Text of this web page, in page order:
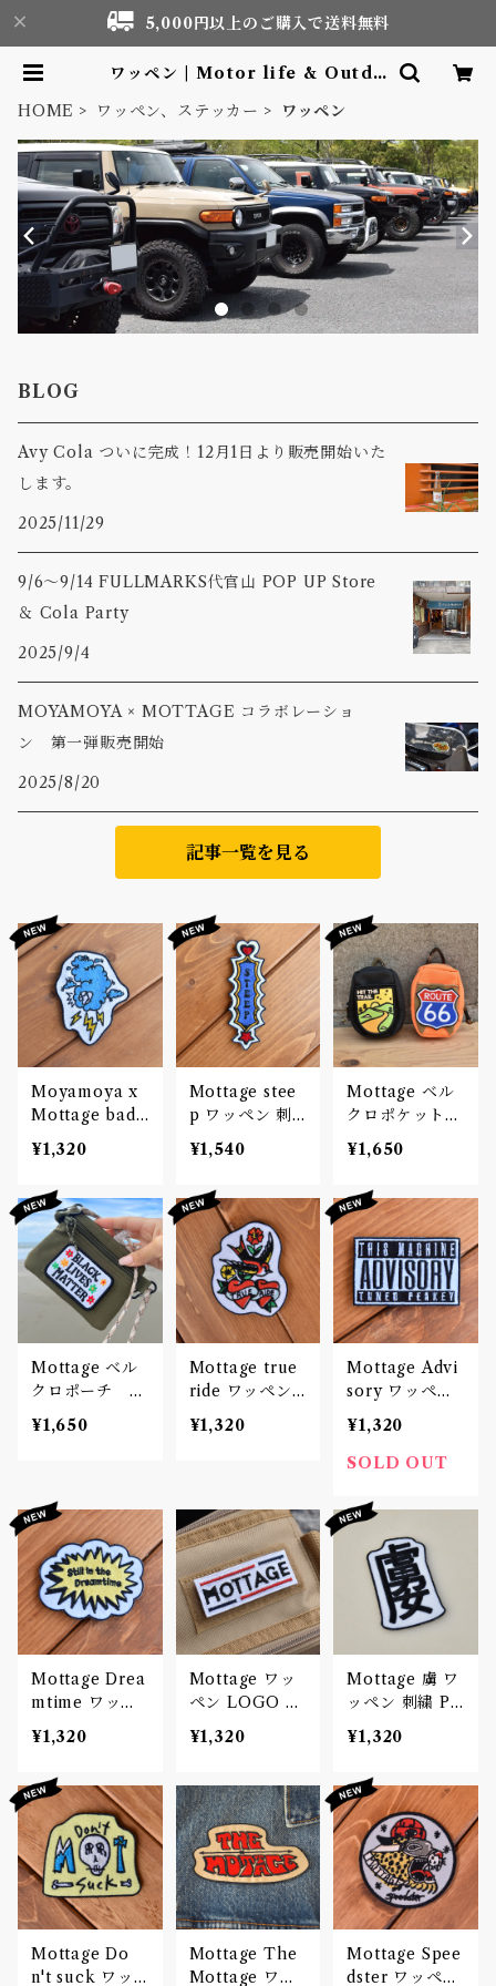
5,000円以上のご購入で送料無料
ワッペン | Motor life & Outdo
hop
HOME ワッペン、ステッカー ワッペン
BLOG
Avy Cola ついに完成！12月1日より販売開始いた
します。
2025/11/29
9/6〜9/14 FULLMARKS代官山 POP UP Store
＆ Cola Party
2025/9/4
MOYAMOYA × MOTTAGE コラボレーショ
ン 第一弾販売開始
2025/8/20
記事一覧を見る
Moyamoya x
Mottage bad
weather ワッ
ペン 刺繍 Patc
¥1,320
Mottage stee
p ワッペン 刺
繍 Patch
¥1,540
Mottage ベル
クロポケットケ
ース
¥1,650
Mottage ベル
クロポーチ シ
ョルダーストラ
ップ
¥1,650
Mottage true
ride ワッペン
刺繍 Patch
¥1,320
Mottage Advi
sory ワッペン
刺繍 Patch
¥1,320
SOLD OUT
Mottage Drea
mtime ワッペ
ン 刺繍 Patch
¥1,320
Mottage ワッ
ペン LOGO 刺
繍 Patch
¥1,320
Mottage 虜 ワ
ッペン 刺繍 Pa
tch
¥1,320
Mottage Do
n't suck ワッ
Mottage The
Mottage ワッ
Mottage Spee
dster ワッペン